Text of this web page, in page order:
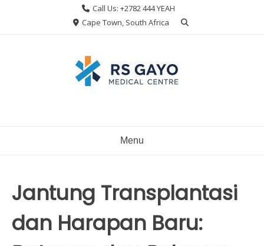
Call Us: +2782 444 YEAH
Cape Town, South Africa
Menu
Jantung Transplantasi
dan Harapan Baru: